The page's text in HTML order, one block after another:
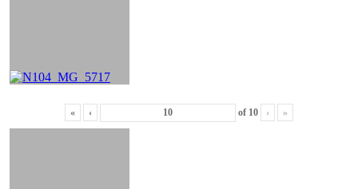
« ‹ of 10 › »